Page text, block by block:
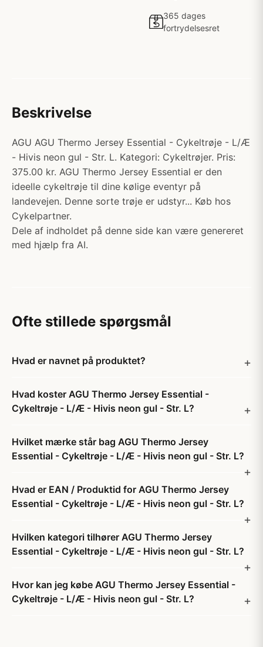
365 dages
fortrydelsesret
Beskrivelse
AGU AGU Thermo Jersey Essential - Cykeltrøje - L/Æ
- Hivis neon gul - Str. L. Kategori: Cykeltrøjer. Pris:
375.00 kr. AGU Thermo Jersey Essential er den
ideelle cykeltrøje til dine kølige eventyr på
landevejen. Denne sorte trøje er udstyr... Køb hos
Cykelpartner.
Dele af indholdet på denne side kan være genereret
med hjælp fra AI.
Ofte stillede spørgsmål
Hvad er navnet på produktet?
Hvad koster AGU Thermo Jersey Essential -
Cykeltrøje - L/Æ - Hivis neon gul - Str. L?
Hvilket mærke står bag AGU Thermo Jersey
Essential - Cykeltrøje - L/Æ - Hivis neon gul - Str. L?
Hvad er EAN / Produktid for AGU Thermo Jersey
Essential - Cykeltrøje - L/Æ - Hivis neon gul - Str. L?
Hvilken kategori tilhører AGU Thermo Jersey
Essential - Cykeltrøje - L/Æ - Hivis neon gul - Str. L?
Hvor kan jeg købe AGU Thermo Jersey Essential -
Cykeltrøje - L/Æ - Hivis neon gul - Str. L?